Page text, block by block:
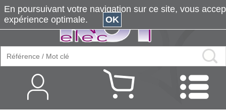
En poursuivant votre navigation sur ce site, vous
expérience optimale.
OK